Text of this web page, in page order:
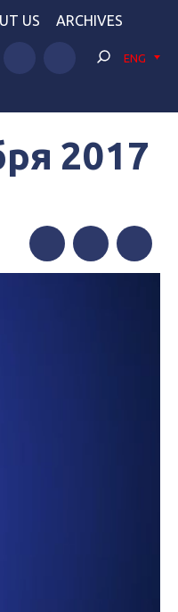
US ARCHIVES
ENG
2017